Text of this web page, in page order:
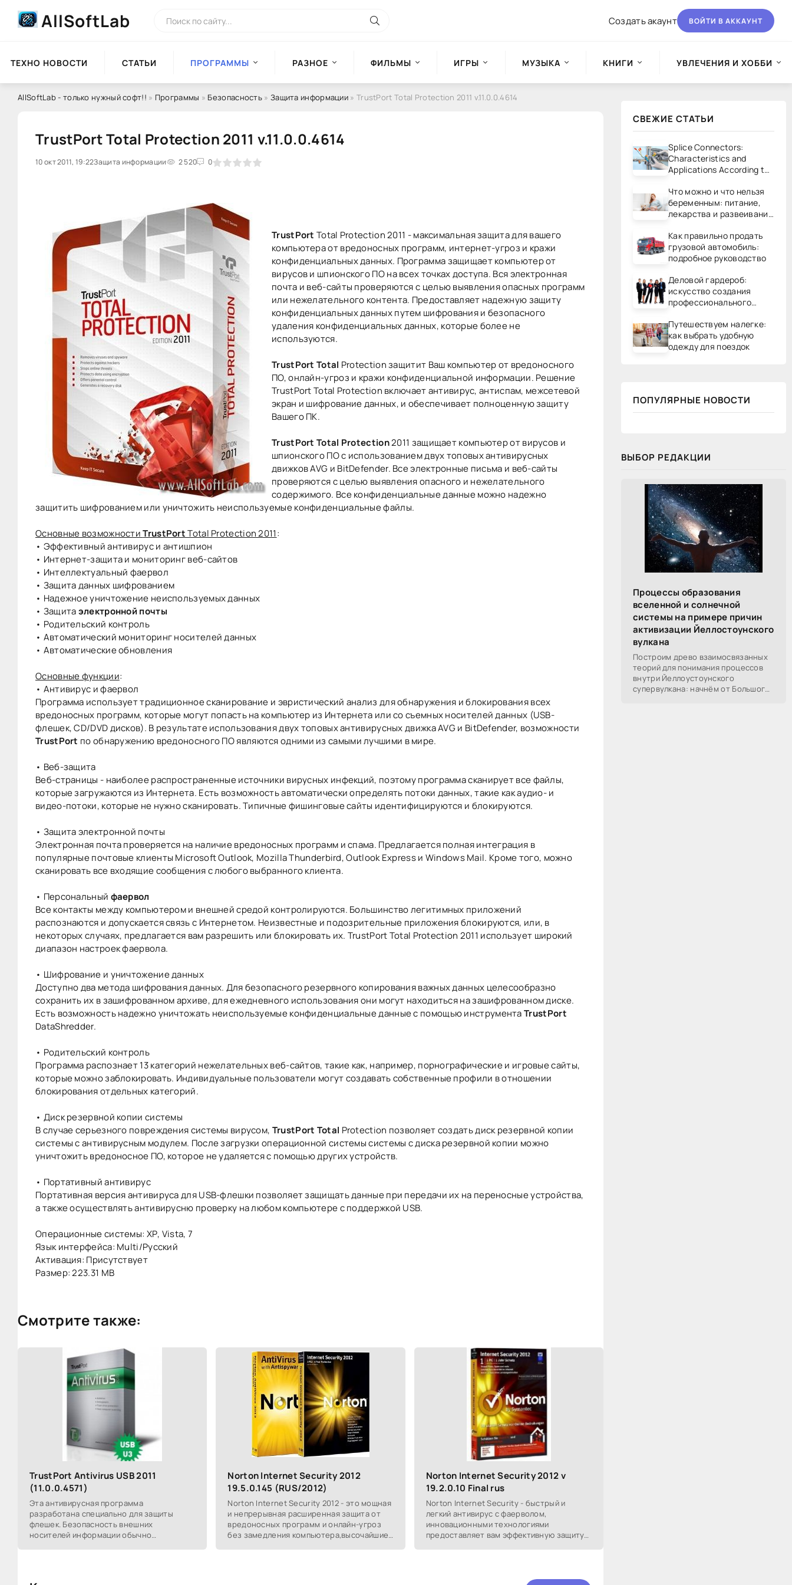
AllSoftLab Создать акаунт ВОЙТИ В АККАУНТ
ТЕХНО НОВОСТИ СТАТЬИ ПРОГРАММЫ РАЗНОЕ ФИЛЬМЫ ИГРЫ МУЗЫКА КНИГИ УВЛЕЧЕНИЯ И ХОББИ
AllSoftLab - только нужный софт!! » Программы » Безопасность » Защита информации » TrustPort Total Protection 2011 v.11.0.0.4614
TrustPort Total Protection 2011 v.11.0.0.4614
10 окт 2011, 19:22Защита информации 2 520 0
0 1 2 3 4 5
TrustPort Total Protection 2011 - максимальная защита для вашего
компьютера от вредоносных программ, интернет-угроз и кражи
конфиденциальных данных. Программа защищает компьютер от
вирусов и шпионского ПО на всех точках доступа. Вся электронная
почта и веб-сайты проверяются с целью выявления опасных программ
или нежелательного контента. Предоставляет надежную защиту
конфиденциальных данных путем шифрования и безопасного
удаления конфиденциальных данных, которые более не
используются.
TrustPort Total Protection защитит Ваш компьютер от вредоносного
ПО, онлайн-угроз и кражи конфиденциальной информации. Решение
TrustPort Total Protection включает антивирус, антиспам, межсетевой
экран и шифрование данных, и обеспечивает полноценную защиту
Вашего ПК.
TrustPort Total Protection2011 защищает компьютер от вирусов и
шпионского ПО с использованием двух топовых антивирусных
движков AVG и BitDefender. Все электронные письма и веб-сайты
проверяются с целью выявления опасного и нежелательного
содержимого. Все конфиденциальные данные можно надежно
защитить шифрованием или уничтожить неиспользуемые конфиденциальные файлы.
Основные возможностиTrustPortTotal Protection 2011:
• Эффективный антивирус и антишпион
• Интернет-защита и мониторинг веб-сайтов
• Интеллектуальный фаервол
• Защита данных шифрованием
• Надежное уничтожение неиспользуемых данных
• Защитаэлектронной почты
• Родительский контроль
• Автоматический мониторинг носителей данных
• Автоматические обновления
Основные функции:
• Антивирус и фаервол
Программа использует традиционное сканирование и эвристический анализ для обнаружения и блокирования всех
вредоносных программ, которые могут попасть на компьютер из Интернета или со съемных носителей данных (USB-
флешек, CD/DVD дисков). В результате использования двух топовых антивирусных движка AVG и BitDefender, возможности
TrustPort по обнаружению вредоносного ПО являются одними из самыми лучшими в мире.
• Веб-защита
Веб-страницы - наиболее распространенные источники вирусных инфекций, поэтому программа сканирует все файлы,
которые загружаются из Интернета. Есть возможность автоматически определять потоки данных, такие как аудио- и
видео-потоки, которые не нужно сканировать. Типичные фишинговые сайты идентифицируются и блокируются.
• Защита электронной почты
Электронная почта проверяется на наличие вредоносных программ и спама. Предлагается полная интеграция в
популярные почтовые клиенты Microsoft Outlook, Mozilla Thunderbird, Outlook Express и Windows Mail. Кроме того, можно
сканировать все входящие сообщения с любого выбранного клиента.
• Персональный фаервол
Все контакты между компьютером и внешней средой контролируются. Большинство легитимных приложений
распознаются и допускается связь с Интернетом. Неизвестные и подозрительные приложения блокируются, или, в
некоторых случаях, предлагается вам разрешить или блокировать их. TrustPort Total Protection 2011 использует широкий
диапазон настроек фаервола.
• Шифрование и уничтожение данных
Доступно два метода шифрования данных. Для безопасного резервного копирования важных данных целесообразно
сохранить их в зашифрованном архиве, для ежедневного использования они могут находиться на зашифрованном диске.
Есть возможность надежно уничтожать неиспользуемые конфиденциальные данные с помощью инструментаTrustPort
DataShredder.
• Родительский контроль
Программа распознает 13 категорий нежелательных веб-сайтов, такие как, например, порнографические и игровые сайты,
которые можно заблокировать. Индивидуальные пользователи могут создавать собственные профили в отношении
блокирования отдельных категорий.
• Диск резервной копии системы
В случае серьезного повреждения системы вирусом, TrustPort Total Protection позволяет создать диск резервной копии
системы с антивирусным модулем. После загрузки операционной системы системы с диска резервной копии можно
уничтожить вредоносное ПО, которое не удаляется с помощью других устройств.
• Портативный антивирус
Портативная версия антивируса для USB-флешки позволяет защищать данные при передачи их на переносные устройства,
а также осуществлять антивирусню проверку на любом компьютере с поддержкой USB.
Операционные системы: ХР, Vista, 7
Язык интерфейса: Multi/Русский
Активация: Присутствует
Размер: 223.31 MB
Смотрите также:
TrustPort Antivirus USB 2011
(11.0.0.4571)
Эта антивирусная программа
разработана специально для защиты
флешек. Безопасность внешних
носителей информации обычно
Norton Internet Security 2012
19.5.0.145 (RUS/2012)
Norton Internet Security 2012 - это мощная
и непрерывная расширенная защита от
вредоносных программ и онлайн-угроз
без замедления компьютера,высочайшие
Norton Internet Security 2012 v
19.2.0.10 Final rus
Norton Internet Security - быстрый и
легкий антивирус с фаерволом,
инновационными технологиями
предоставляет вам эффективную защиту
СВЕЖИЕ СТАТЬИ
Splice Connectors:
Characteristics and
Applications According to
Что можно и что нельзя
беременным: питание,
лекарства и развеивание
Как правильно продать
грузовой автомобиль:
подробное руководство
Деловой гардероб:
искусство создания
профессионального
Путешествуем налегке:
как выбрать удобную
одежду для поездок
ПОПУЛЯРНЫЕ НОВОСТИ
ВЫБОР РЕДАКЦИИ
Процессы образования
вселенной и солнечной
системы на примере причин
активизации Йеллостоунского
вулкана
Построим древо взаимосвязанных
теорий для понимания процессов
внутри Йеллоустоунского
супервулкана: начнём от Большого